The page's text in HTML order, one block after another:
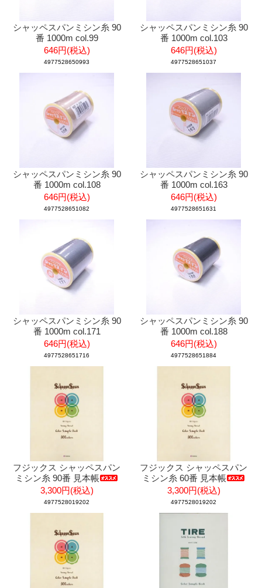
シャッペスパンミシン糸 90
番 1000m col.99
646円(税込)
4977528650993
シャッペスパンミシン糸 90
番 1000m col.103
646円(税込)
4977528651037
シャッペスパンミシン糸 90
番 1000m col.108
646円(税込)
4977528651082
シャッペスパンミシン糸 90
番 1000m col.163
646円(税込)
4977528651631
シャッペスパンミシン糸 90
番 1000m col.171
646円(税込)
4977528651716
シャッペスパンミシン糸 90
番 1000m col.188
646円(税込)
4977528651884
フジックス シャッペスパン
ミシン糸 90番 見本帳
3,300円(税込)
4977528019202
フジックス シャッペスパン
ミシン糸 60番 見本帳
3,300円(税込)
4977528019202